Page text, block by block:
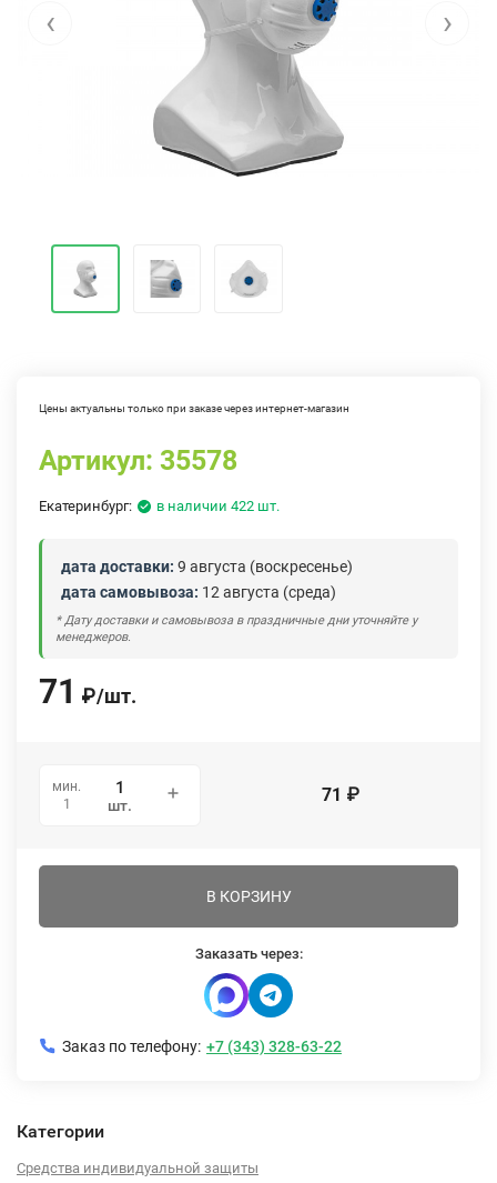
‹ ›
Цены актуальны только при заказе через интернет-магазин
Артикул: 35578
Екатеринбург: в наличии 422 шт.
дата доставки: 9 августа (воскресенье)
дата самовывоза: 12 августа (среда)
* Дату доставки и самовывоза в праздничные дни уточняйте у
менеджеров.
71 ₽/шт.
мин.
1
шт. 71 ₽
В КОРЗИНУ
Заказать через:
Заказ по телефону: +7 (343) 328-63-22
Категории
Средства индивидуальной защиты